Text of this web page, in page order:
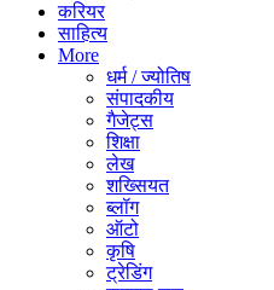
करियर
साहित्य
More
धर्म / ज्योतिष
संपादकीय
गैजेट्स
शिक्षा
लेख
शख्सियत
ब्लॉग
ऑटो
कृषि
ट्रेडिंग